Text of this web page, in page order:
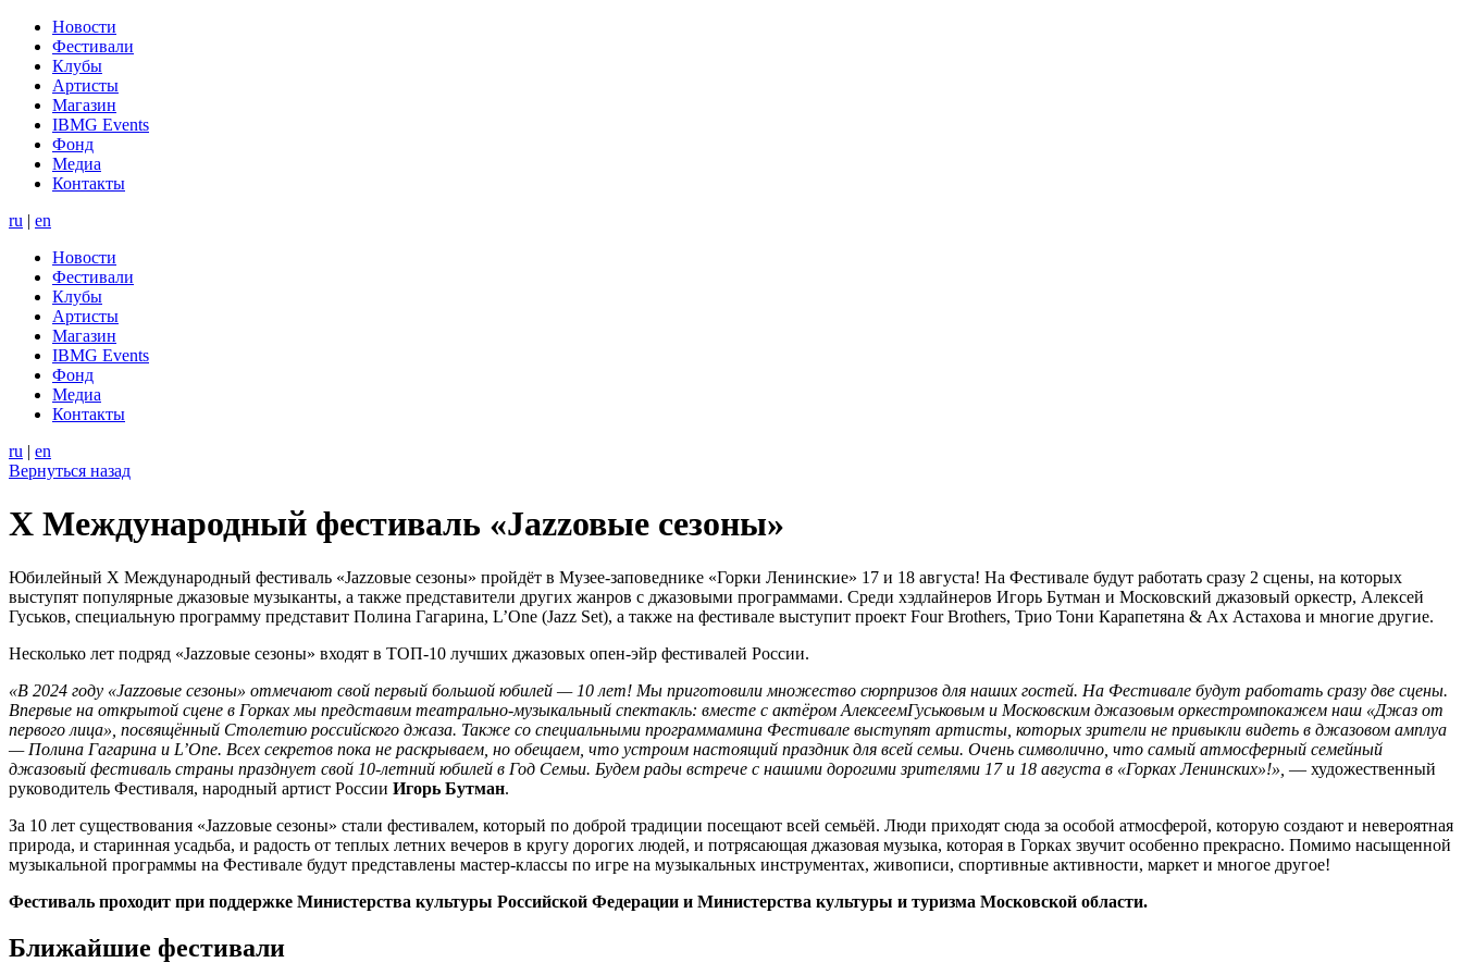
Новости
Фестивали
Клубы
Артисты
Магазин
IBMG Events
Фонд
Медиа
Контакты
ru | en
Новости
Фестивали
Клубы
Артисты
Магазин
IBMG Events
Фонд
Медиа
Контакты
ru | en
Вернуться назад
X Международный фестиваль «Jazzовые сезоны»
Юбилейный Х Международный фестиваль «Jazzовые сезоны» пройдёт в Музее-заповеднике «Горки Ленинские» 17 и 18 августа! На Фестивале будут работать сразу 2 сцены, на которых
выступят популярные джазовые музыканты, а также представители других жанров с джазовыми программами. Среди хэдлайнеров Игорь Бутман и Московский джазовый оркестр, Алексей
Гуськов, специальную программу представит Полина Гагарина, L’One (Jazz Set), а также на фестивале выступит проект Four Brothers, Трио Тони Карапетяна & Ах Астахова и многие другие.
Несколько лет подряд «Jazzовые сезоны» входят в ТОП-10 лучших джазовых опен-эйр фестивалей России.
«В 2024 году «Jazzовые сезоны» отмечают свой первый большой юбилей — 10 лет! Мы приготовили множество сюрпризов для наших гостей. На Фестивале будут работать сразу две сцены.
Впервые на открытой сцене в Горках мы представим театрально-музыкальный спектакль: вместе с актёром АлексеемГуськовым и Московским джазовым оркестромпокажем наш «Джаз от
первого лица», посвящённый Столетию российского джаза. Также со специальными программамина Фестивале выступят артисты, которых зрители не привыкли видеть в джазовом амплуа
— Полина Гагарина и L’One. Всех секретов пока не раскрываем, но обещаем, что устроим настоящий праздник для всей семьи. Очень символично, что самый атмосферный семейный
джазовый фестиваль страны празднует свой 10-летний юбилей в Год Семьи. Будем рады встрече с нашими дорогими зрителями 17 и 18 августа в «Горках Ленинских»!», — художественный
руководитель Фестиваля, народный артист России Игорь Бутман.
За 10 лет существования «Jazzовые сезоны» стали фестивалем, который по доброй традиции посещают всей семьёй. Люди приходят сюда за особой атмосферой, которую создают и невероятная
природа, и старинная усадьба, и радость от теплых летних вечеров в кругу дорогих людей, и потрясающая джазовая музыка, которая в Горках звучит особенно прекрасно. Помимо насыщенной
музыкальной программы на Фестивале будут представлены мастер-классы по игре на музыкальных инструментах, живописи, спортивные активности, маркет и многое другое!
Фестиваль проходит при поддержке Министерства культуры Российской Федерации и Министерства культуры и туризма Московской области.
Ближайшие фестивали